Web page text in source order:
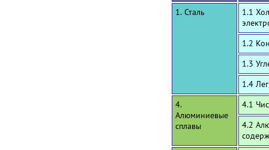
1. Сталь
1.1
1.2
1.3
1.4
4.
Алюминиевые
сплавы
4.1
4.2